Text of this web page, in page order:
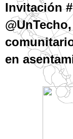
Invitación
en